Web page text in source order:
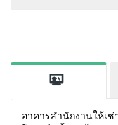
อาคารสำนักงานให้เ